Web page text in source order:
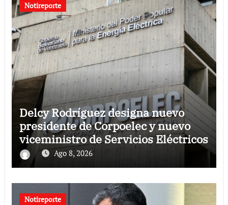
Notireporte
Delcy Rodríguez designa nuevo
presidente de Corpoelec y nuevo
viceministro de Servicios Eléctricos
Ago 8, 2026
Notireporte